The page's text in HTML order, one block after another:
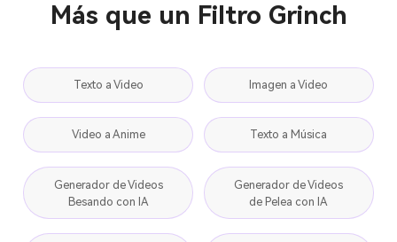
Más que un Filtro Grinch
Texto a Video Imagen a Video
Video a Anime Texto a Música
Generador de Videos
Besando con IA
Generador de Videos
de Pelea con IA